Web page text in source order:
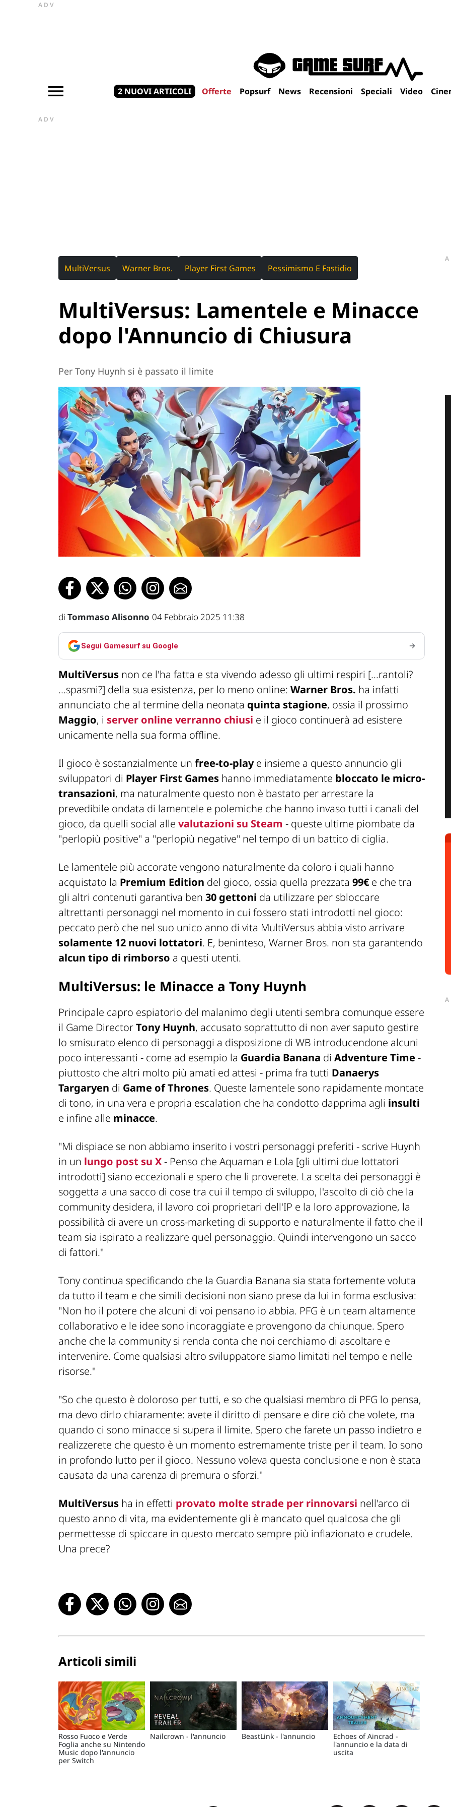
ADV
2 NUOVI ARTICOLI Offerte Popsurf News Recensioni Speciali Video
ADV
MultiVersus Warner Bros. Player First Games Pessimismo E Fastidio
MultiVersus: Lamentele e Minacce
dopo l'Annuncio di Chiusura
Per Tony Huynh si è passato il limite
di Tommaso Alisonno 04 Febbraio 2025 11:38
Segui Gamesurf su Google
MultiVersus non ce l'ha fatta e sta vivendo adesso gli ultimi respiri [...rantoli?
...spasmi?] della sua esistenza, per lo meno online: Warner Bros. ha infatti
annunciato che al termine della neonata quinta stagione, ossia il prossimo
Maggio, i server online verranno chiusi e il gioco continuerà ad esistere
unicamente nella sua forma offline.
Il gioco è sostanzialmente un free-to-playe insieme a questo annuncio gli
sviluppatori di Player First Games hanno immediatamente bloccato le micro-
transazioni, ma naturalmente questo non è bastato per arrestare la
prevedibile ondata di lamentele e polemiche che hanno invaso tutti i canali del
gioco, da quelli social alle valutazioni su Steam - queste ultime piombate da
"perlopiù positive" a "perlopiù negative" nel tempo di un battito di ciglia.
Le lamentele più accorate vengono naturalmente da coloro i quali hanno
acquistato la Premium Edition del gioco, ossia quella prezzata 99€e che tra
gli altri contenuti garantiva ben 30 gettoni da utilizzare per sbloccare
altrettanti personaggi nel momento in cui fossero stati introdotti nel gioco:
peccato però che nel suo unico anno di vita MultiVersus abbia visto arrivare
solamente 12 nuovi lottatori. E, beninteso, Warner Bros. non sta garantendo
alcun tipo di rimborso a questi utenti.
MultiVersus: le Minacce a Tony Huynh
Principale capro espiatorio del malanimo degli utenti sembra comunque essere
il Game DirectorTony Huynh, accusato soprattutto di non aver saputo gestire
lo smisurato elenco di personaggi a disposizione di WB introducendone alcuni
poco interessanti - come ad esempio la Guardia Banana di Adventure Time -
piuttosto che altri molto più amati ed attesi - prima fra tutti Danaerys
Targaryen di Game of Thrones. Queste lamentele sono rapidamente montate
di tono, in una vera e propria escalation che ha condotto dapprima agli insulti
e infine alle minacce.
"Mi dispiace se non abbiamo inserito i vostri personaggi preferiti - scrive Huynh
in un lungo post su X- Penso che Aquaman e Lola [gli ultimi due lottatori
introdotti] siano eccezionali e spero che li proverete. La scelta dei personaggi è
soggetta a una sacco di cose tra cui il tempo di sviluppo, l'ascolto di ciò che la
community desidera, il lavoro coi proprietari dell'IP e la loro approvazione, la
possibilità di avere un cross-marketing di supporto e naturalmente il fatto che il
team sia ispirato a realizzare quel personaggio. Quindi intervengono un sacco
di fattori."
Tony continua specificando che la Guardia Banana sia stata fortemente voluta
da tutto il team e che simili decisioni non siano prese da lui in forma esclusiva:
"Non ho il potere che alcuni di voi pensano io abbia. PFG è un team altamente
collaborativo e le idee sono incoraggiate e provengono da chiunque. Spero
anche che la community si renda conta che noi cerchiamo di ascoltare e
intervenire. Come qualsiasi altro sviluppatore siamo limitati nel tempo e nelle
risorse."
"So che questo è doloroso per tutti, e so che qualsiasi membro di PFG lo pensa,
ma devo dirlo chiaramente: avete il diritto di pensare e dire ciò che volete, ma
quando ci sono minacce si supera il limite. Spero che farete un passo indietro e
realizzerete che questo è un momento estremamente triste per il team. Io sono
in profondo lutto per il gioco. Nessuno voleva questa conclusione e non è stata
causata da una carenza di premura o sforzi."
MultiVersus ha in effetti provato molte strade per rinnovarsi nell'arco di
questo anno di vita, ma evidentemente gli è mancato quel qualcosa che gli
permettesse di spiccare in questo mercato sempre più inflazionato e crudele.
Una prece?
Articoli simili
Rosso Fuoco e Verde
Foglia anche su Nintendo
Music dopo l'annuncio
per Switch
Nailcrown - l'annuncio BeastLink - l'annuncio
Echoes of Aincrad -
l'annuncio e la data di
uscita